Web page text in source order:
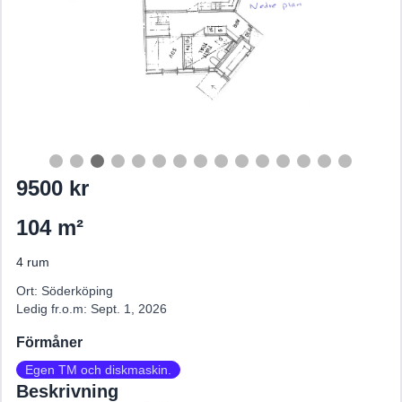
9500 kr
104 m²
4 rum
Ort: Söderköping
Ledig fr.o.m: Sept. 1, 2026
Förmåner
Egen TM och diskmaskin.
Beskrivning